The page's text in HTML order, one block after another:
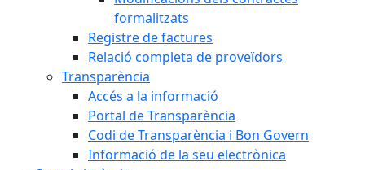
formalitzats
Registre de factures
Relació completa de proveïdors
Transparència
Accés a la informació
Portal de Transparència
Codi de Transparència i Bon Govern
Informació de la seu electrònica